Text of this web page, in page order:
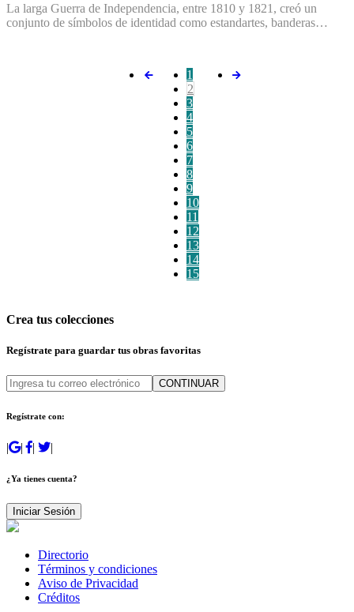
La larga Guerra de Independencia, entre 1810 y 1821, creó un
conjunto de símbolos de identidad como estandartes, banderas…
1
2
3
4
5
6
7
8
9
10
11
12
13
14
15
Crea tus colecciones
Regístrate para guardar tus obras favoritas
CONTINUAR
Regístrate con:
| | | |
¿Ya tienes cuenta?
Iniciar Sesión
Directorio
Términos y condiciones
Aviso de Privacidad
Créditos